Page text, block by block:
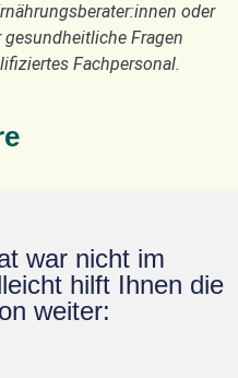
oder
Fragen
Fachpersonal.
war nicht im
hilft Ihnen die
weiter: